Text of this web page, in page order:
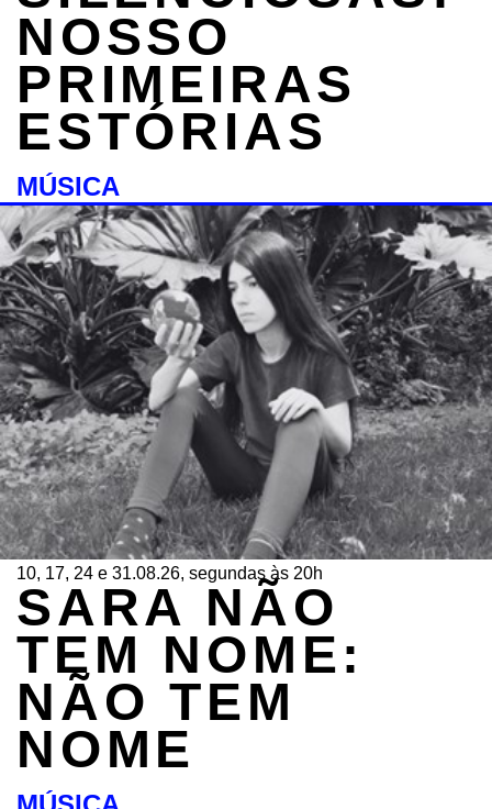
NOSSO
PRIMEIRAS
ESTÓRIAS
MÚSICA
10, 17, 24 e 31.08.26, segundas às 20h
SARA NÃO
TEM NOME:
NÃO TEM
NOME